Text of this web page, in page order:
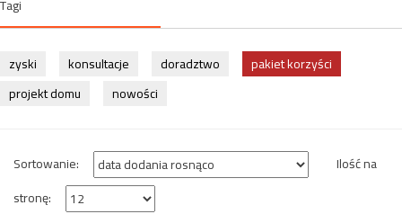
Tagi
zyski konsultacje doradztwo
pakiet korzyści
projekt domu
nowości
Sortowanie:
Ilość na
stronę: